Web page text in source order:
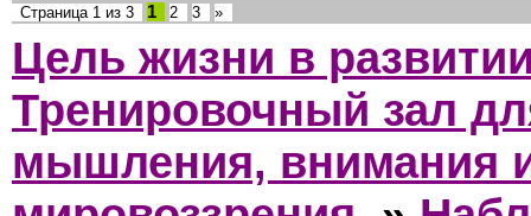
Страница 1 из 3 1 2 3 »
Цель жизни в
Тренировочный зал
мышления, внимания